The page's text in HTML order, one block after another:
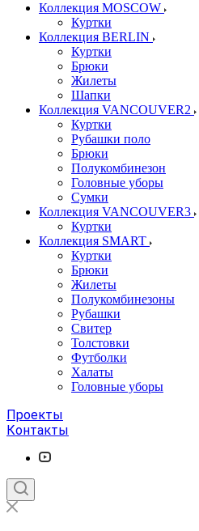
Коллекция MOSCOW
Куртки
Коллекция BERLIN
Куртки
Брюки
Жилеты
Шапки
Коллекция VANCOUVER2
Куртки
Рубашки поло
Брюки
Полукомбинезон
Головные уборы
Сумки
Коллекция VANCOUVER3
Куртки
Коллекция SMART
Куртки
Брюки
Жилеты
Полукомбинезоны
Рубашки
Свитер
Толстовки
Футболки
Халаты
Головные уборы
Проекты
Контакты